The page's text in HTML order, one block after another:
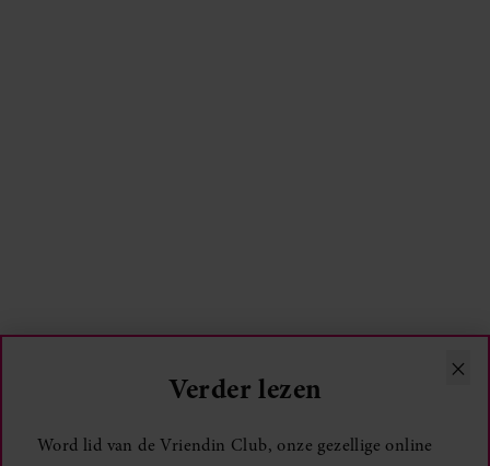
×
Verder lezen
Word lid van de Vriendin Club, onze gezellige online